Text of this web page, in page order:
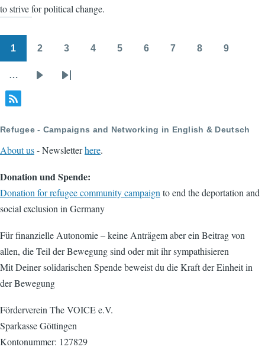
to strive for political change.
1 2 3 4 5 6 7 8 9
…
Last
Refugee - Campaigns and Networking in English & Deutsch
About us- Newsletterhere.
Donation und Spende:
Donation for refugee community campaign to end the deportation and
social exclusion in Germany
Für finanzielle Autonomie – keine Anträgem aber ein Beitrag von
allen, die Teil der Bewegung sind oder mit ihr sympathisieren
Mit Deiner solidarischen Spende beweist du die Kraft der Einheit in
der Bewegung
Förderverein The VOICE e.V.
Sparkasse Göttingen
Kontonummer: 127829